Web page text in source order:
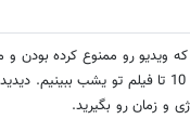
ویدیو رو ممنوع کرده بودن و
ویدیو کرایه میکردیم تا 10 تا فیلم تو یشب
و زمان رو بگیرید.